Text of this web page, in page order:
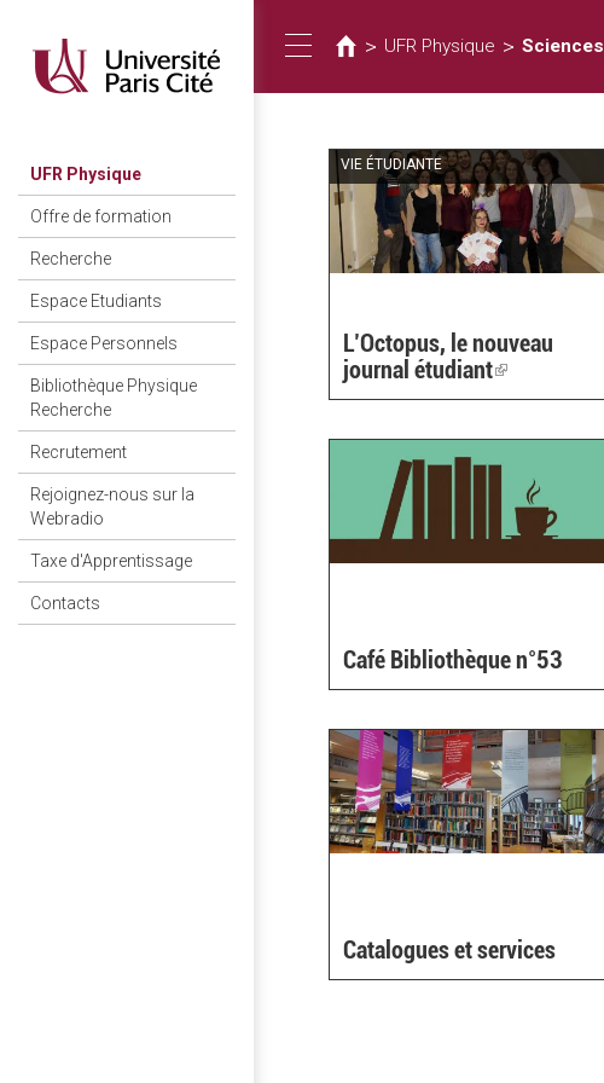
main
content
UFR Physique
Offre de formation
Recherche
Espace Etudiants
Espace Personnels
Bibliothèque Physique
Recherche
Recrutement
Rejoignez-nous sur la
Webradio
Taxe d'Apprentissage
Contacts
Toggle
navigation
are
here
> UFR Physique > Sciences
VIE ÉTUDIANTE
L’Octopus, le nouveau
journal étudiant(link
is
Café Bibliothèque n°53
Catalogues et services